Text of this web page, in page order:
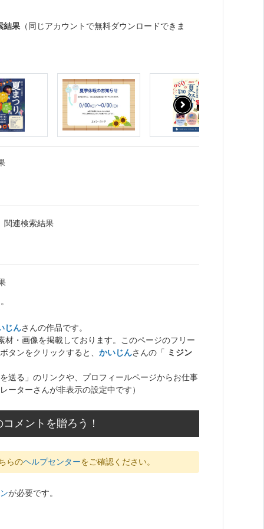
結果 （同じアカウントで無料ダウンロードできま
関連検索結果
じんさんの作品です。
・画像を掲載しております。このページのフリー
タンをクリックすると、 かいじんさんの「 ミジン
送る」のリンクや、プロフィールページからお仕事
ーターさんが非表示の設定中です）
メントを贈ろう！
らのヘルプセンターをご確認ください。
が必要です。